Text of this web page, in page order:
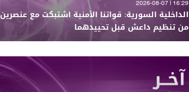
16:29 | 2026-08-07
الداخلية السورية: قواتنا الأمنية اشتبكت مع عنصرين
من تنظيم داعش قبل تحييدهما